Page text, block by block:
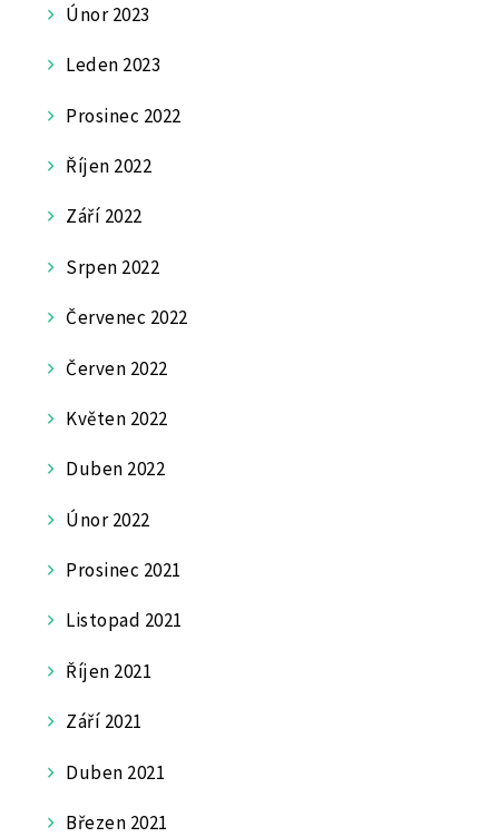
Únor 2023
Leden 2023
Prosinec 2022
Říjen 2022
Září 2022
Srpen 2022
Červenec 2022
Červen 2022
Květen 2022
Duben 2022
Únor 2022
Prosinec 2021
Listopad 2021
Říjen 2021
Září 2021
Duben 2021
Březen 2021